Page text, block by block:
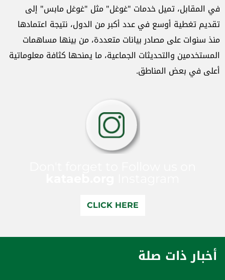
في المقابل، تميل خدمات "غوغل" مثل "غوغل مابس" إلى
تقديم تغطية أوسع في عدد أكبر من الدول، نتيجة اعتمادها
منذ سنوات على مصادر بيانات متعددة، من بينها مساهمات
المستخدمين والتحديثات الجماعية، ما يمنحها كثافة معلوماتية
أعلى في بعض المناطق.
CLICK HERE
أخبار ذات صلة